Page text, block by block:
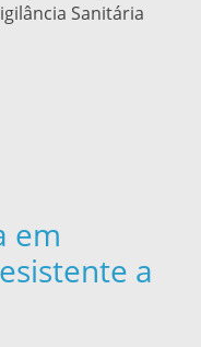
Sanitária
em
a